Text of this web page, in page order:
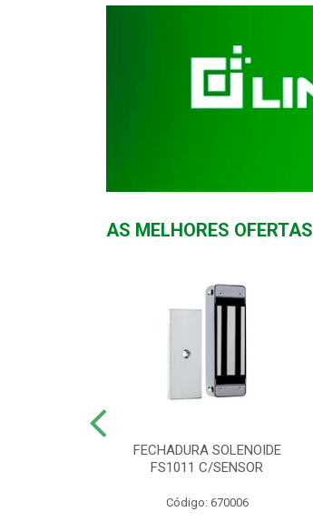
AS MELHORES OFERTAS
FECHADURA SOLENOIDE
FS1011 C/SENSOR
Código: 670006